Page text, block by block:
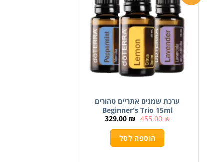
ערכת שמנים אתריים טהורים
Beginner's Trio 15ml
455.00₪
329.00 ₪
הוספה לסל